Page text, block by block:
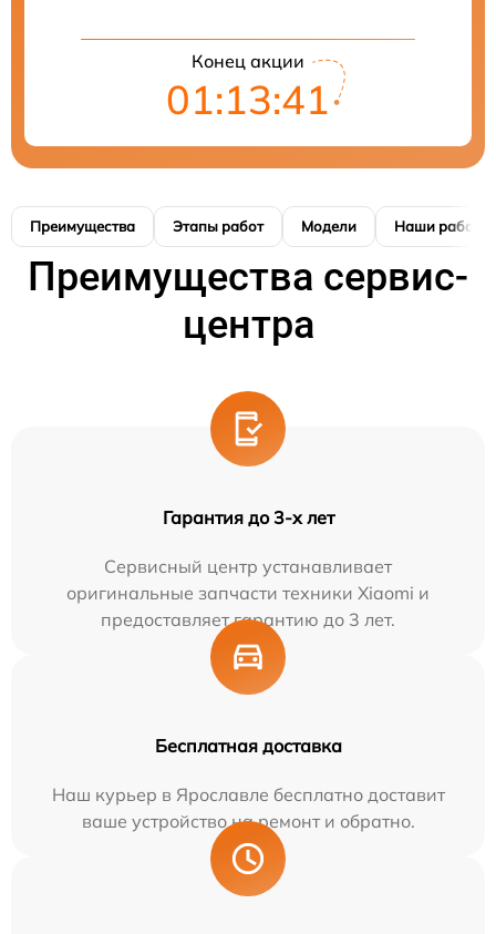
Конец акции
01:13:41
Преимущества Этапы работ Модели Наши работы
Преимущества сервис-
центра
Гарантия до 3-х лет
Сервисный центр устанавливает
оригинальные запчасти техники Xiaomi и
предоставляет гарантию до 3 лет.
Бесплатная доставка
Наш курьер в Ярославле бесплатно доставит
ваше устройство на ремонт и обратно.